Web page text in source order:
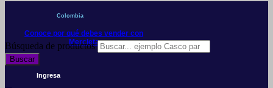
Colombia
Conoce por qué debes vender con
Mercleta
Búsqueda de productos
Buscar
Ingresa